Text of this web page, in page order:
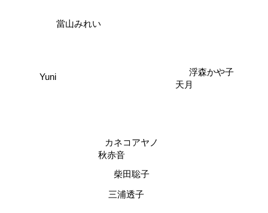
當山みれい
カネコアヤノ
天月
柴田聡子
秋赤音
浮森かや子
三浦透子
Yuni